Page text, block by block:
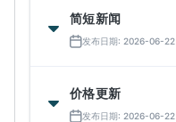
简短新闻
发布日期: 2026-06-22
价格更新
发布日期: 2026-06-22